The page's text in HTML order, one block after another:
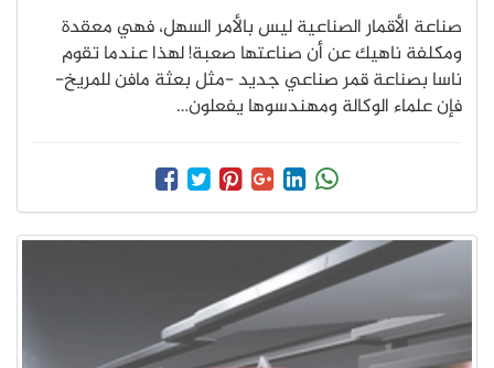
صناعة الأقمار الصناعية ليس بالأمر السهل، فهي معقدة
ومكلفة ناهيك عن أن صناعتها صعبة! لهذا عندما تقوم
ناسا بصناعة قمر صناعي جديد -مثل بعثة مافن للمريخ-
فإن علماء الوكالة ومهندسوها يفعلون…